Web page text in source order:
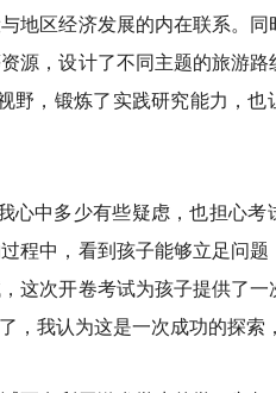
地区经济发展的内在联系。
源，设计了不同主题的旅游
，锻炼了实践研究能力，也
心中多少有些疑虑，也担心考
程中，看到孩子能够立足问
这次开卷考试为孩子提供了
，我认为这是一次成功的探索